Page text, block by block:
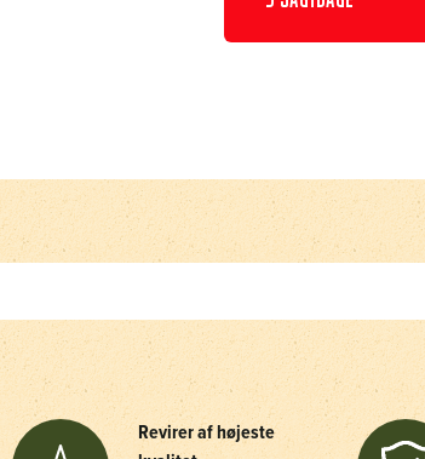
Revirer af højeste